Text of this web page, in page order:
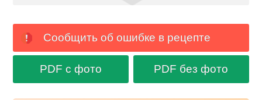
Сообщить об ошибке в рецепте
PDF с фото PDF без фото